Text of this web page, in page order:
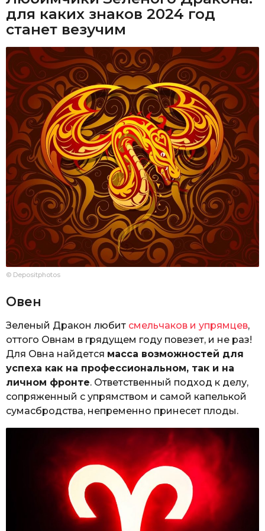
для каких знаков 2024 год
станет везучим
© Depositphotos
Овен
Зеленый Дракон любит смельчаков и упрямцев,
оттого Овнам в грядущем году повезет, и не раз!
Для Овна найдется масса возможностей для
успеха как на профессиональном, так и на
личном фронте. Ответственный подход к делу,
сопряженный с упрямством и самой капелькой
сумасбродства, непременно принесет плоды.